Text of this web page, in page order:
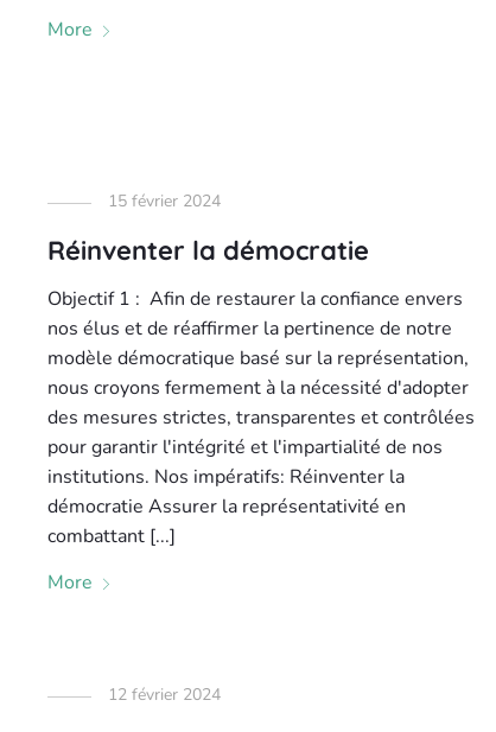
More
15 février 2024
Réinventer la démocratie
Objectif 1 : Afin de restaurer la confiance envers
nos élus et de réaffirmer la pertinence de notre
modèle démocratique basé sur la représentation,
nous croyons fermement à la nécessité d'adopter
des mesures strictes, transparentes et contrôlées
pour garantir l'intégrité et l'impartialité de nos
institutions. Nos impératifs: Réinventer la
démocratie Assurer la représentativité en
combattant [...]
More
12 février 2024